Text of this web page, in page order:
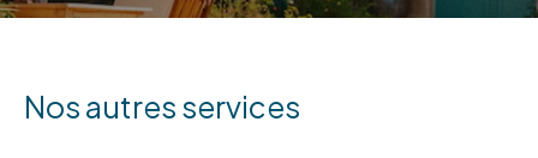
nos autres services